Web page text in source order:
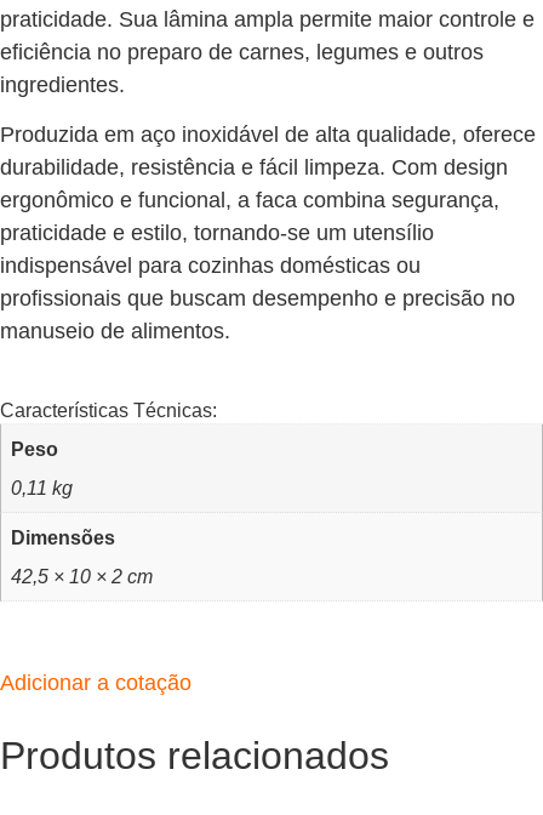
praticidade. Sua lâmina ampla permite maior controle e
eficiência no preparo de carnes, legumes e outros
ingredientes.
Produzida em aço inoxidável de alta qualidade, oferece
durabilidade, resistência e fácil limpeza. Com design
ergonômico e funcional, a faca combina segurança,
praticidade e estilo, tornando-se um utensílio
indispensável para cozinhas domésticas ou
profissionais que buscam desempenho e precisão no
manuseio de alimentos.
Características Técnicas:
Peso
0,11 kg
Dimensões
42,5 × 10 × 2 cm
Adicionar a cotação
Produtos relacionados